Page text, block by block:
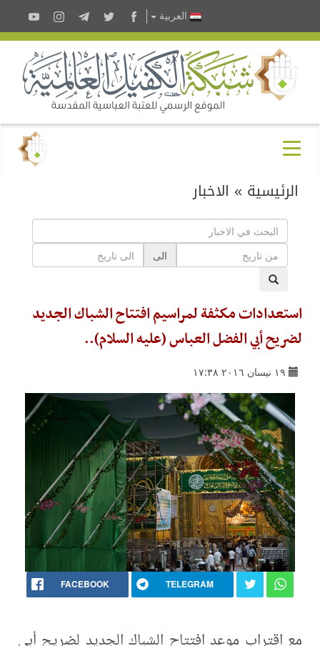
العربية
الرئيسية » الاخبار
الى
استعدادات مكثفة لمراسيم افتتاح الشباك الجديد
لضريح أبي الفضل العباس (عليه السلام)..
١٩ نيسان ٢٠١٦ ١٧:٣٨
FACEBOOK TELEGRAM
مع اقتراب موعد افتتاح الشباك الجديد لضريح أبي